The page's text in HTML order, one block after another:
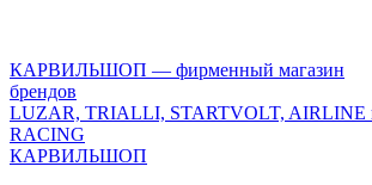
version="1.0"
encoding="utf-
8"?
>
КАРВИЛЬШОП — фирменный магазин
брендов
LUZAR, TRIALLI, STARTVOLT, AIRLINE
RACING
КАРВИЛЬШОП